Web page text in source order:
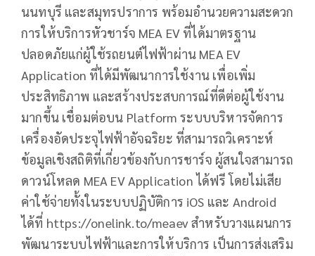
นนทบุรี และสมุทรปราการ พร้อมอำนวยความสะดวก
การให้บริการหัวชาร์จ MEA EV ที่ได้มาตรฐาน
ปลอดภัยแก่ผู้ใช้รถยนต์ไฟฟ้าผ่าน MEA EV
Application ที่ได้มีพัฒนาการใช้งาน เพื่อเพิ่ม
ประสิทธิภาพ และสร้างประสบการณ์ที่ดีต่อผู้ใช้งาน
มากขึ้น เชื่อมต่อบน Platform ระบบบริหารจัดการ
เครื่องอัดประจุไฟฟ้าอัจฉริยะ ที่สามารถวิเคราะห์
ข้อมูลเชิงสถิติที่เกี่ยวข้องกับการชาร์จ ผู้สนใจสามารถ
ดาวน์โหลด MEA EV Application ได้ฟรี โดยไม่เสีย
ค่าใช้จ่ายทั้งในระบบปฏิบัติการ iOS และ Android
ได้ที่ https://onelink.to/meaev สำหรับวางแผนการ
พัฒนาระบบไฟฟ้าและการให้บริการ เป็นการส่งเสริม